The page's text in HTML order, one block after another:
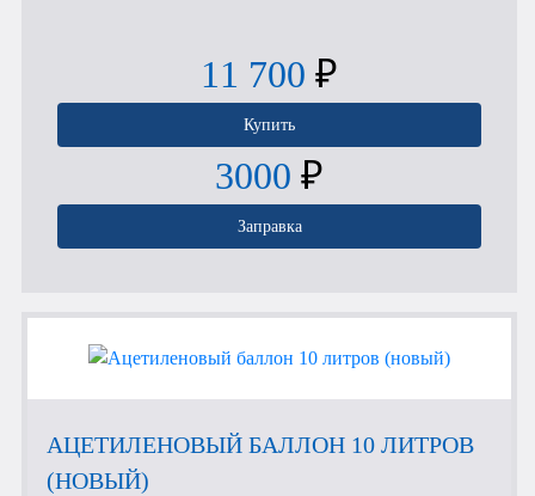
11 700 ₽
Купить
3000 ₽
Заправка
АЦЕТИЛЕНОВЫЙ БАЛЛОН 10 ЛИТРОВ
(НОВЫЙ)